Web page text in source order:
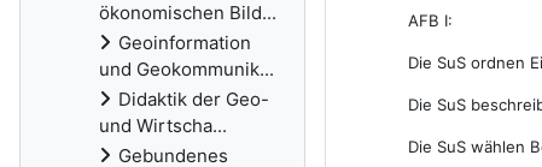
AFB I:
Die SuS ordnen
Die SuS
Die SuS wählen
ökonomischen Bild...
Geoinformation
und Geokommunik...
Didaktik der Geo-
und Wirtscha...
Gebundenes